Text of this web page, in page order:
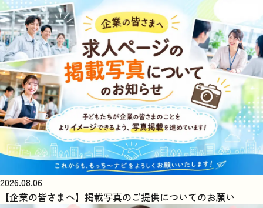
2026.08.06
【企業の皆さまへ】掲載写真のご提供についてのお願い